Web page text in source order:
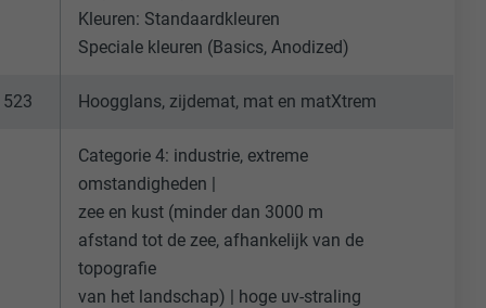
Kleuren: Standaardkleuren
Speciale kleuren (Basics, Anodized)
523 Hoogglans, zijdemat, mat en matXtrem
Categorie 4: industrie, extreme
omstandigheden |
zee en kust (minder dan 3000 m
afstand tot de zee, afhankelijk van de
topografie
van het landschap) | hoge uv-straling
gegevens